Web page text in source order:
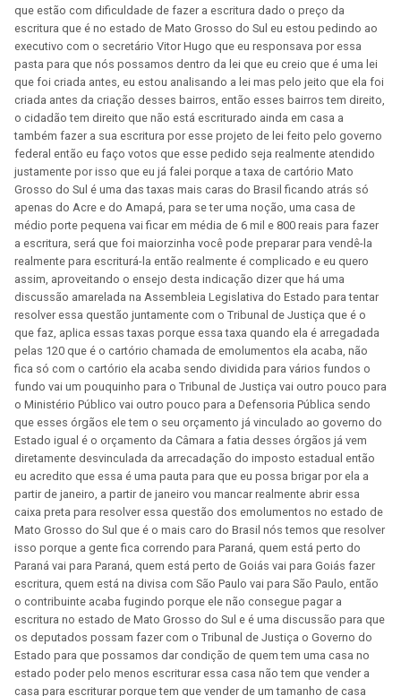
que estão com dificuldade de fazer a escritura dado o preço da
escritura que é no estado de Mato Grosso do Sul eu estou pedindo ao
executivo com o secretário Vitor Hugo que eu responsava por essa
pasta para que nós possamos dentro da lei que eu creio que é uma lei
que foi criada antes, eu estou analisando a lei mas pelo jeito que ela foi
criada antes da criação desses bairros, então esses bairros tem direito,
o cidadão tem direito que não está escriturado ainda em casa a
também fazer a sua escritura por esse projeto de lei feito pelo governo
federal então eu faço votos que esse pedido seja realmente atendido
justamente por isso que eu já falei porque a taxa de cartório Mato
Grosso do Sul é uma das taxas mais caras do Brasil ficando atrás só
apenas do Acre e do Amapá, para se ter uma noção, uma casa de
médio porte pequena vai ficar em média de 6 mil e 800 reais para fazer
a escritura, será que foi maiorzinha você pode preparar para vendê-la
realmente para escriturá-la então realmente é complicado e eu quero
assim, aproveitando o ensejo desta indicação dizer que há uma
discussão amarelada na Assembleia Legislativa do Estado para tentar
resolver essa questão juntamente com o Tribunal de Justiça que é o
que faz, aplica essas taxas porque essa taxa quando ela é arregadada
pelas 120 que é o cartório chamada de emolumentos ela acaba, não
fica só com o cartório ela acaba sendo dividida para vários fundos o
fundo vai um pouquinho para o Tribunal de Justiça vai outro pouco para
o Ministério Público vai outro pouco para a Defensoria Pública sendo
que esses órgãos ele tem o seu orçamento já vinculado ao governo do
Estado igual é o orçamento da Câmara a fatia desses órgãos já vem
diretamente desvinculada da arrecadação do imposto estadual então
eu acredito que essa é uma pauta para que eu possa brigar por ela a
partir de janeiro, a partir de janeiro vou mancar realmente abrir essa
caixa preta para resolver essa questão dos emolumentos no estado de
Mato Grosso do Sul que é o mais caro do Brasil nós temos que resolver
isso porque a gente fica correndo para Paraná, quem está perto do
Paraná vai para Paraná, quem está perto de Goiás vai para Goiás fazer
escritura, quem está na divisa com São Paulo vai para São Paulo, então
o contribuinte acaba fugindo porque ele não consegue pagar a
escritura no estado de Mato Grosso do Sul e é uma discussão para que
os deputados possam fazer com o Tribunal de Justiça o Governo do
Estado para que possamos dar condição de quem tem uma casa no
estado poder pelo menos escriturar essa casa não tem que vender a
casa para escriturar porque tem que vender de um tamanho de casa